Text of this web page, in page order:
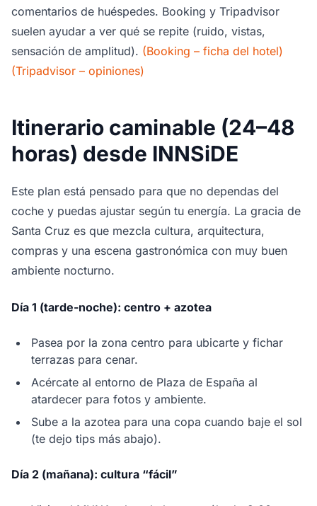
comentarios de huéspedes. Booking y Tripadvisor
suelen ayudar a ver qué se repite (ruido, vistas,
sensación de amplitud). (Booking – ficha del hotel)
(Tripadvisor – opiniones)
Itinerario caminable (24–48
horas) desde INNSiDE
Este plan está pensado para que no dependas del
coche y puedas ajustar según tu energía. La gracia de
Santa Cruz es que mezcla cultura, arquitectura,
compras y una escena gastronómica con muy buen
ambiente nocturno.
Día 1 (tarde-noche): centro + azotea
Pasea por la zona centro para ubicarte y fichar
terrazas para cenar.
Acércate al entorno de Plaza de España al
atardecer para fotos y ambiente.
Sube a la azotea para una copa cuando baje el sol
(te dejo tips más abajo).
Día 2 (mañana): cultura “fácil”